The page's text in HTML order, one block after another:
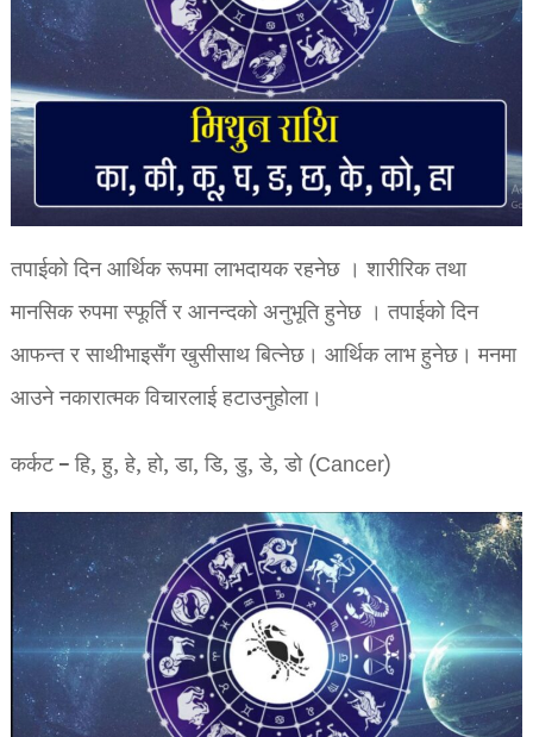
तपाईको दिन आर्थिक रूपमा लाभदायक रहनेछ । शारीरिक तथा
मानसिक रुपमा स्फूर्ति र आनन्दको अनुभूति हुनेछ । तपाईको दिन
आफन्त र साथीभाइसँग खुसीसाथ बित्नेछ। आर्थिक लाभ हुनेछ। मनमा
आउने नकारात्मक विचारलाई हटाउनुहोला।
कर्कट – हि, हु, हे, हो, डा, डि, डु, डे, डो (Cancer)